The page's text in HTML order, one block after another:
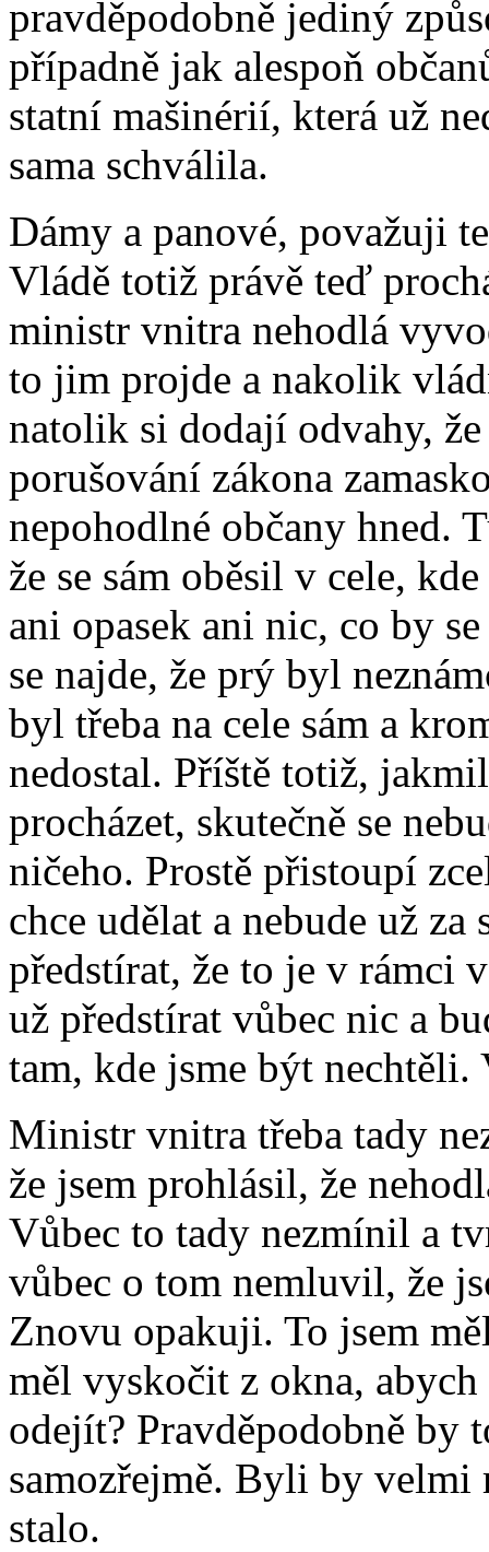
pravděpodobně jediný
případně jak alespoň
statní mašinérií, která už
sama schválila.
Dámy a panové, považuji
Vládě totiž právě teď
ministr vnitra nehodlá
to jim projde a nakolik
natolik si dodají odvahy,
porušování zákona
nepohodlné občany hned.
že se sám oběsil v cele,
ani opasek ani nic, co by
se najde, že prý byl
byl třeba na cele sám a
nedostal. Příště totiž,
procházet, skutečně se
ničeho. Prostě přistoupí
chce udělat a nebude už
předstírat, že to je v rámci
už předstírat vůbec nic a
tam, kde jsme být
Ministr vnitra třeba tady
že jsem prohlásil, že
Vůbec to tady nezmínil a
vůbec o tom nemluvil, že
Znovu opakuji. To jsem
měl vyskočit z okna,
odejít? Pravděpodobně by
samozřejmě. Byli by velmi
stalo.